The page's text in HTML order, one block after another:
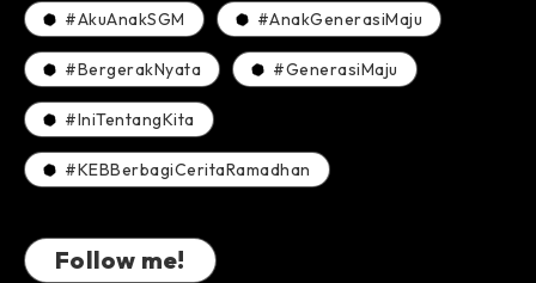
#AkuAnakSGM #AnakGenerasiMaju
#BergerakNyata #GenerasiMaju
#IniTentangKita
#KEBBerbagiCeritaRamadhan
Follow me!